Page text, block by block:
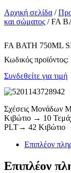
Αρχική σελίδα /
και σώματος / FA
FA BATH 750ML
Κωδικός προϊόντος:
Συνδεθείτε για τιμή
Σχέσεις Μονάδων
Κιβώτιο → 10
PLT→ 42 Κιβώτιο
Επιπλέον
Επιπλέον